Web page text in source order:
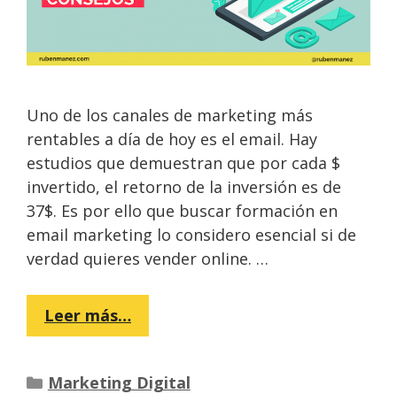
Uno de los canales de marketing más
rentables a día de hoy es el email. Hay
estudios que demuestran que por cada $
invertido, el retorno de la inversión es de
37$. Es por ello que buscar formación en
email marketing lo considero esencial si de
verdad quieres vender online. …
Leer más…
Categorías
Marketing Digital